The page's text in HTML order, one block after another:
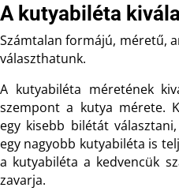
A kutyabiléta
Számtalan formájú, méretű,
választhatunk.
A kutyabiléta méretének
szempont a kutya mérete.
egy kisebb bilétát
egy nagyobb kutyabiléta is
a kutyabiléta a kedvencük
zavarja.